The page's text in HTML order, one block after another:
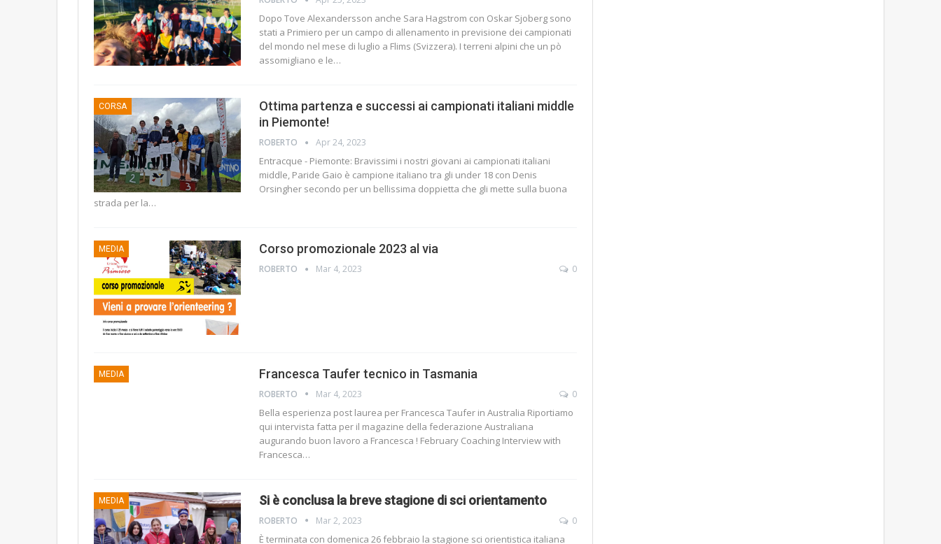
Dopo Tove Alexandersson anche Sara Hagstrom con Oskar Sjoberg sono
stati a Primiero per un campo di allenamento in previsione dei campionati
del mondo nel mese di luglio a Flims (Svizzera). I terreni alpini che un pò
assomigliano e le…
CORSA
Ottima partenza e successi ai campionati italiani middle
in Piemonte!
ROBERTO Apr 24, 2023
Entracque - Piemonte: Bravissimi i nostri giovani ai campionati italiani
middle, Paride Gaio è campione italiano tra gli under 18 con Denis
Orsingher secondo per un bellissima doppietta che gli mette sulla buona
strada per la…
MEDIA Corso promozionale 2023 al via
ROBERTO Mar 4, 2023 0
MEDIA Francesca Taufer tecnico in Tasmania
ROBERTO Mar 4, 2023 0
Bella esperienza post laurea per Francesca Taufer in Australia Riportiamo
qui intervista fatta per il magazine della federazione Australiana
augurando buon lavoro a Francesca ! February Coaching Interview with
Francesca…
MEDIA Si è conclusa la breve stagione di sci orientamento
ROBERTO Mar 2, 2023 0
È terminata con domenica 26 febbraio la stagione sci orientistica italiana